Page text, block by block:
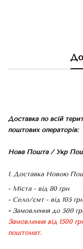
Доставка по всій
поштових операторів:
Нова Пошта / Укр
1. Доставка Новою
- Міста - від 80 грн
- Село/смт - від 105 грн
-Замовлення до 500
Замовлення від
поштомат.